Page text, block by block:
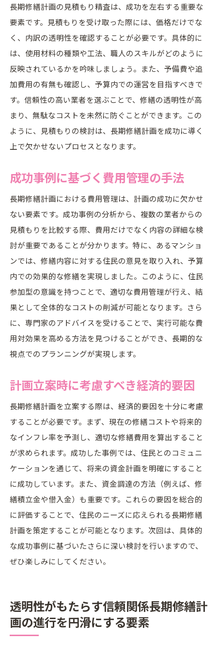
長期修繕計画の見積もり精査は、成功を左右する重要な
要素です。見積もりを受け取った際には、価格だけでな
く、内訳の透明性を確認することが必要です。具体的に
は、使用材料の種類や工法、職人のスキルがどのように
反映されているかを吟味しましょう。また、予備費や追
加費用の有無も確認し、予算内での運営を目指すべきで
す。信頼性の高い業者を選ぶことで、修繕の透明性が高
まり、無駄なコストを未然に防ぐことができます。この
ように、見積もりの検討は、長期修繕計画を成功に導く
上で欠かせないプロセスとなります。
成功事例に基づく費用管理の手法
長期修繕計画における費用管理は、計画の成功に欠かせ
ない要素です。成功事例の分析から、複数の業者からの
見積もりを比較する際、費用だけでなく内容の詳細な検
討が重要であることが分かります。特に、あるマンショ
ンでは、修繕内容に対する住民の意見を取り入れ、予算
内での効果的な修繕を実現しました。このように、住民
参加型の意識を持つことで、適切な費用管理が行え、結
果として全体的なコストの削減が可能となります。さら
に、専門家のアドバイスを受けることで、実行可能な費
用対効果を高める方法を見つけることができ、長期的な
視点でのプランニングが実現します。
計画立案時に考慮すべき経済的要因
長期修繕計画を立案する際は、経済的要因を十分に考慮
することが必要です。まず、現在の修繕コストや将来的
なインフレ率を予測し、適切な修繕費用を算出すること
が求められます。成功した事例では、住民とのコミュニ
ケーションを通じて、将来の資金計画を明確にすること
に成功しています。また、資金調達の方法（例えば、修
繕積立金や借入金）も重要です。これらの要因を総合的
に評価することで、住民のニーズに応えられる長期修繕
計画を策定することが可能となります。次回は、具体的
な成功事例に基づいたさらに深い検討を行いますので、
ぜひ楽しみにしてください。
透明性がもたらす信頼関係長期修繕計
画の進行を円滑にする要素